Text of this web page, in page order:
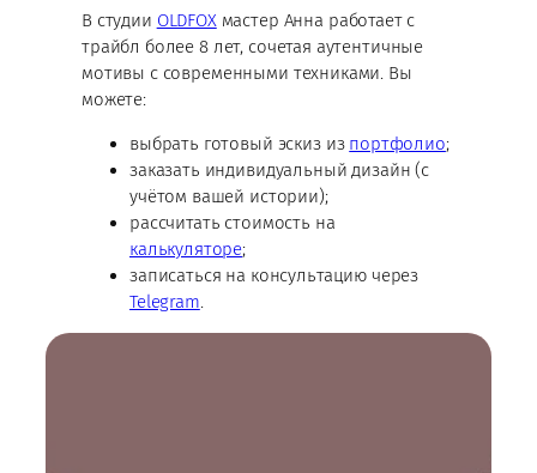
В студии OLDFOXмастер Анна работает с
трайбл более 8 лет, сочетая аутентичные
мотивы с современными техниками. Вы
можете:
выбрать готовый эскиз из портфолио;
заказать индивидуальный дизайн (с
учётом вашей истории);
рассчитать стоимость на
калькуляторе;
записаться на консультацию через
Telegram.